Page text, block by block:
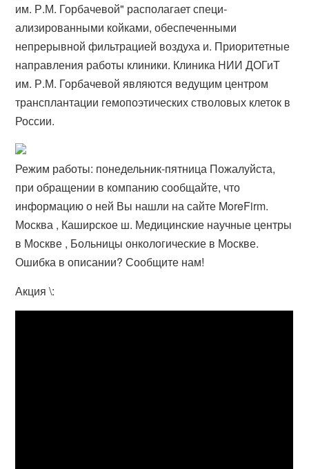
им. Р.М. Горбачевой" располагает специ­
ализированными койками, обеспеченными
непрерывной фильтрацией воздуха и. Приоритетные
направления работы клиники. Клиника НИИ ДОГиТ
им. Р.М. Горбачевой являются ведущим центром
трансплантации гемопоэтических стволовых клеток в
России.
Режим работы: понедельник-пятница Пожалуйста,
при обращении в компанию сообщайте, что
информацию о ней Вы нашли на сайте MoreFirm.
Москва , Каширское ш. Медицинские научные центры
в Москве , Больницы онкологические в Москве.
Ошибка в описании? Сообщите нам!
Акция \: